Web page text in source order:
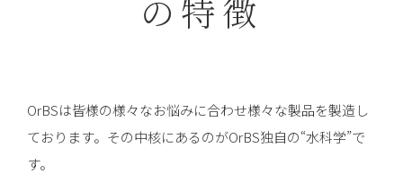
の特徴
OrBSは皆様の様々なお悩みに合わせ様々な製品を製造し
ております。その中核にあるのがOrBS独自の“水科学”で
す。